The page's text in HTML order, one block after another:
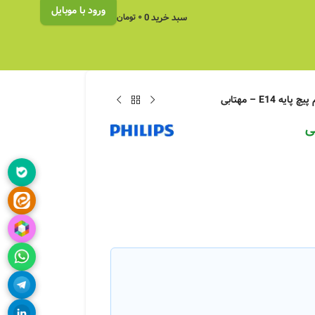
سبد خرید0۰ تومان ورود با موبایل